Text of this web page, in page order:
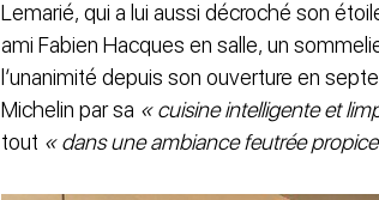
Lemarié, qui a lui aussi décroché son
ami Fabien Hacques en salle, un
l’unanimité depuis son ouverture en
Michelin par sa « cuisine intelligente et
tout « dans une ambiance feutrée